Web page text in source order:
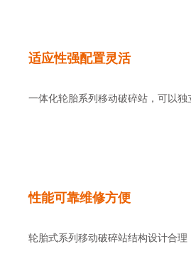
适应性强配置灵活
一体化轮胎系列移动破碎站，可以
性能可靠维修方便
轮胎式系列移动破碎站结构设计合